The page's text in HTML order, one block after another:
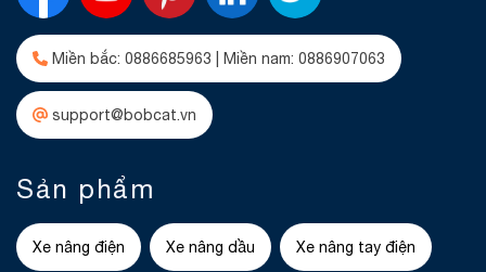
Miền bắc: 0886685963 | Miền nam: 0886907063
support@bobcat.vn
Sản phẩm
Xe nâng điện Xe nâng dầu Xe nâng tay điện